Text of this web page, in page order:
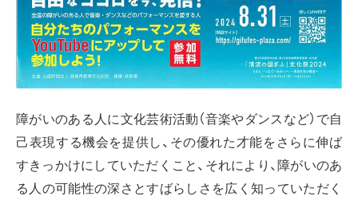
障がいのある人に文化芸術活動（音楽やダンスなど）で自
己表現する機会を提供し、その優れた才能をさらに伸ば
すきっかけにしていただくこと、それにより、障がいのあ
る人の可能性の深さとすばらしさを広く知っていただく